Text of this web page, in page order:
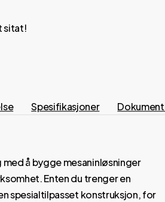
sitat!
Spesifikasjoner
med å bygge mesaninløsninger
Enten du trenger en
spesialtilpasset konstruksjon, for